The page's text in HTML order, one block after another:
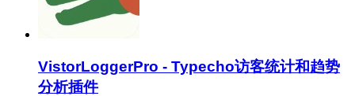
VistorLoggerPro - Typecho访客统计和趋势
分析插件